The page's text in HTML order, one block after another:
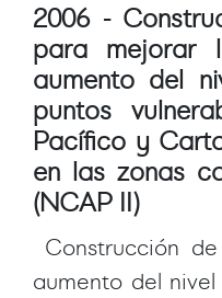
2006 -
para mejorar
aumento del
puntos
Pacífico y
en las zonas
(NCAP II)
Construcción
aumento del